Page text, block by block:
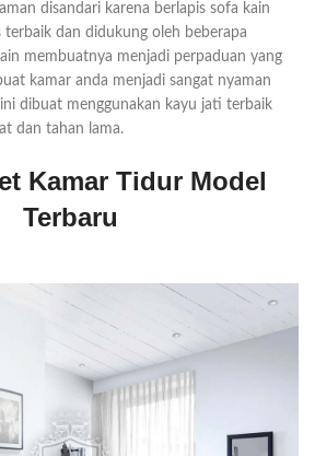
disandari karena berlapis sofa kain
terbaik dan didukung oleh beberapa
membuatnya menjadi perpaduan yang
kamar anda menjadi sangat nyaman
ini dibuat menggunakan kayu jati terbaik
dan tahan lama.
Kamar Tidur Model
Terbaru